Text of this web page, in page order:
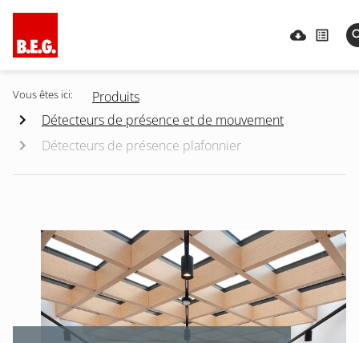
Vous êtes ici:
Produits
Détecteurs de présence et de mouvement
Détecteurs de présence plafonnier